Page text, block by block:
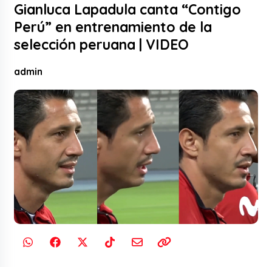
Gianluca Lapadula canta “Contigo
Perú” en entrenamiento de la
selección peruana | VIDEO
admin